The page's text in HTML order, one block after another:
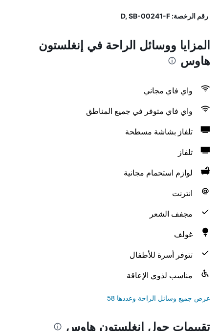
رقم الرخصة: D, SB-00241-F
المزايا ووسائل الراحة في إنغلستون
هاوس
واي فاي مجاني
واي فاي متوفر في جميع المناطق
تلفاز بشاشة مسطحة
تلفاز
لوازم استحمام مجانية
انترنت
مجفف الشعر
غولف
تتوفر أسرة للأطفال
مناسب لذوي الإعاقة
عرض جميع وسائل الراحة وعددها 58
تقييمات حول إنغلستون هاوس